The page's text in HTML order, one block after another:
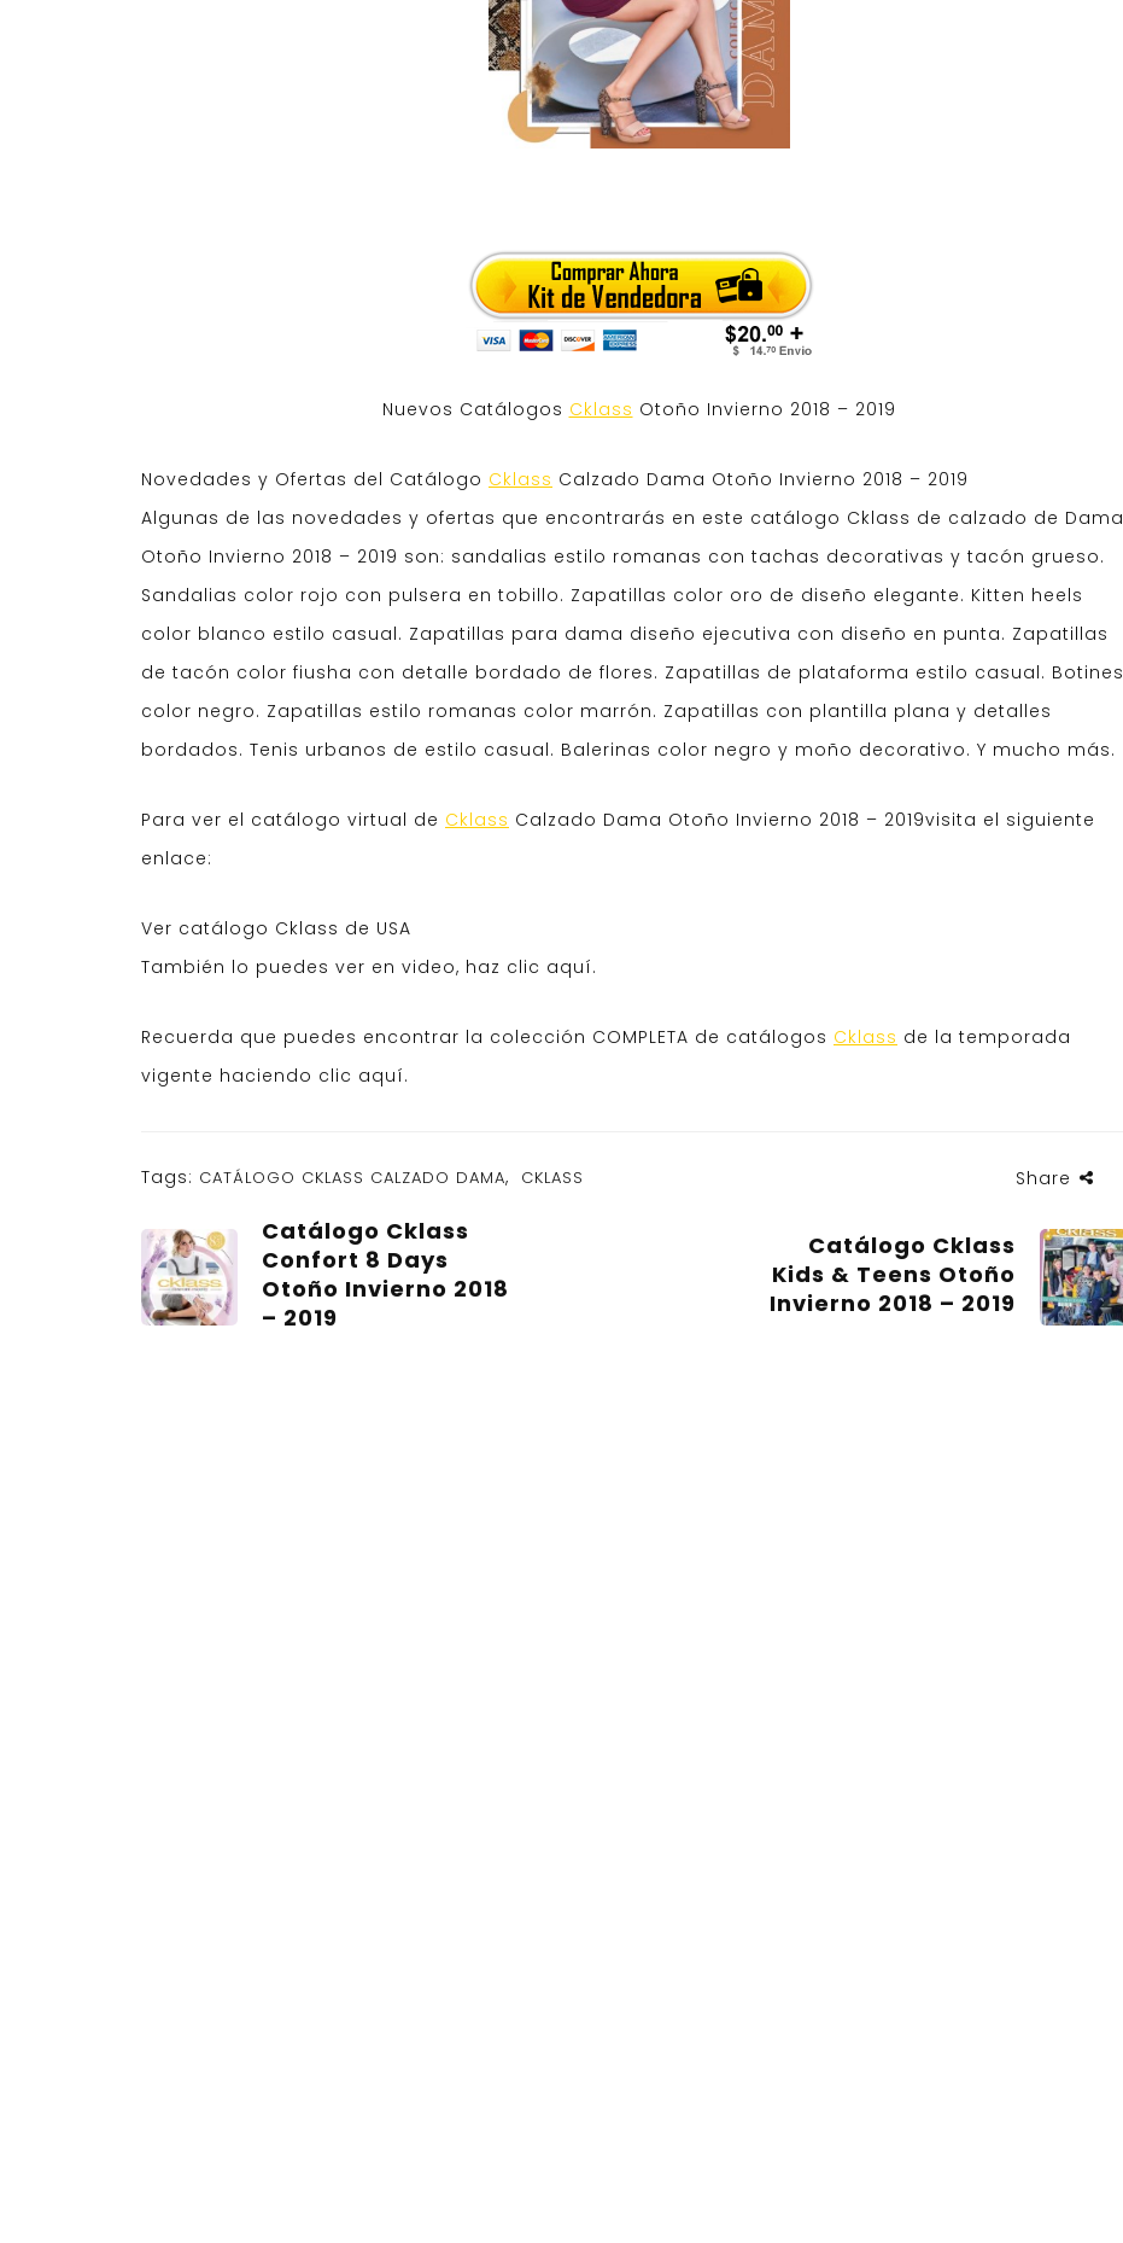
Nuevos Catálogos Cklass Otoño Invierno 2018 – 2019
Novedades y Ofertas del Catálogo Cklass Calzado Dama Otoño Invierno 2018 – 2019
Algunas de las novedades y ofertas que encontrarás en este catálogo Cklass de calzado de Dama
Otoño Invierno 2018 – 2019 son: sandalias estilo romanas con tachas decorativas y tacón grueso.
Sandalias color rojo con pulsera en tobillo. Zapatillas color oro de diseño elegante. Kitten heels
color blanco estilo casual. Zapatillas para dama diseño ejecutiva con diseño en punta. Zapatillas
de tacón color fiusha con detalle bordado de flores. Zapatillas de plataforma estilo casual. Botines
color negro. Zapatillas estilo romanas color marrón. Zapatillas con plantilla plana y detalles
bordados. Tenis urbanos de estilo casual. Balerinas color negro y moño decorativo. Y mucho más.
Para ver el catálogo virtual de Cklass Calzado Dama Otoño Invierno 2018 – 2019visita el siguiente
enlace:
Ver catálogo Cklass de USA
También lo puedes ver en video, haz clic aquí.
Recuerda que puedes encontrar la colección COMPLETA de catálogos Cklass de la temporada
vigente haciendo clic aquí.
Tags: CATÁLOGO CKLASS CALZADO DAMA, CKLASS Share
Catálogo Cklass
Confort 8 Days
Otoño Invierno 2018
– 2019
Catálogo Cklass
Kids & Teens Otoño
Invierno 2018 – 2019